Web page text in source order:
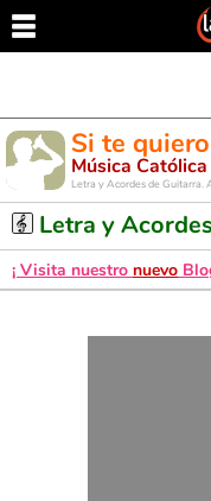
Si te quiero
Música Católica
Letra y Acordes de Guitarra.
Letra y Acordes
¡ Visita nuestro nuevo